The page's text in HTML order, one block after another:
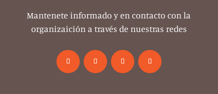
Mantenete informado y en contacto con la
organizaición a través de nuestras redes